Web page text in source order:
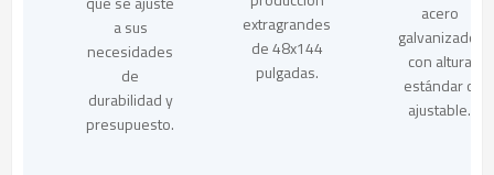
a sus
necesidades
de
durabilidad y
presupuesto.
extragrandes
de 48x144
pulgadas.
acero
galvanizado,
con altura
estándar o
ajustable.